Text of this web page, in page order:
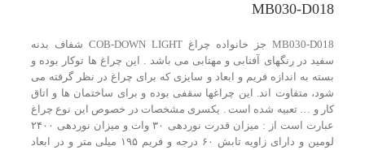
MB030-D018
MB030-D018 جز خانواده چراغ COB-DOWN LIGHT شفاف بدنه
سفید در رنگهای آفتابی و مهتابی می باشد . این چراغ ها توکار بوده و
بسته به اندازه فریم و ابعاد و سایزی که برای چراغ در نظر گرفته می
شود، متفاوت اند. این چراغها سقفی بوده و برای ساختمان ها و اتاق
کار و … تعبیه شده است . یکسری مشخصات در خصوص این نوع چراغ
عبارت است از : میزان قدرت نوردهی ۳۰ وات و میزان نوردهی ۲۴۰۰
لومین و دارای زاویه تابش ۶۰ درجه و فریم ۱۹۵ میلی متر و در ابعاد